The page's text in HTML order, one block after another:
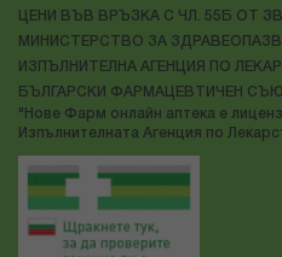
ЦЕНИ ВЪВ ВРЪЗКА С ЧЛ. 55Б ОТ
МИНИСТЕРСТВО ЗА
ИЗПЪЛНИТЕЛНА АГЕНЦИЯ ПО
БЪЛГАРСКИ ФАРМАЦЕВТИЧЕН
"Нове Фарм онлайн аптека е
Изпълнителната Агенция по